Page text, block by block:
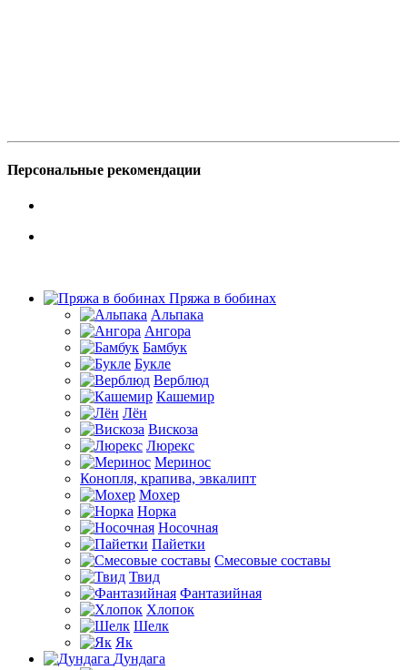
Персональные рекомендации
Пряжа в бобинах
Альпака
Ангора
Бамбук
Букле
Верблюд
Кашемир
Лён
Вискоза
Люрекс
Меринос
Конопля, крапива, эвкалипт
Мохер
Норка
Носочная
Пайетки
Смесовые составы
Твид
Фантазийная
Хлопок
Шелк
Як
Дундага